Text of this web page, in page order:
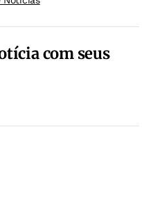
com seus